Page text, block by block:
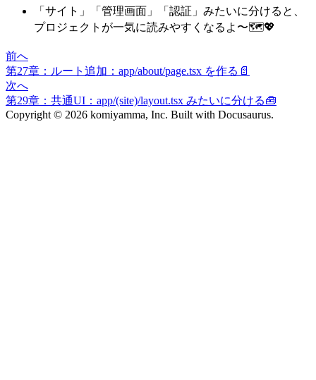
「サイト」「管理画面」「認証」みたいに分けると、
プロジェクトが一気に読みやすくなるよ〜🗺️💖
前へ
第27章：ルート追加：app/about/page.tsx を作る📄
次へ
第29章：共通UI：app/(site)/layout.tsx みたいに分ける🧰
Copyright © 2026 komiyamma, Inc. Built with Docusaurus.